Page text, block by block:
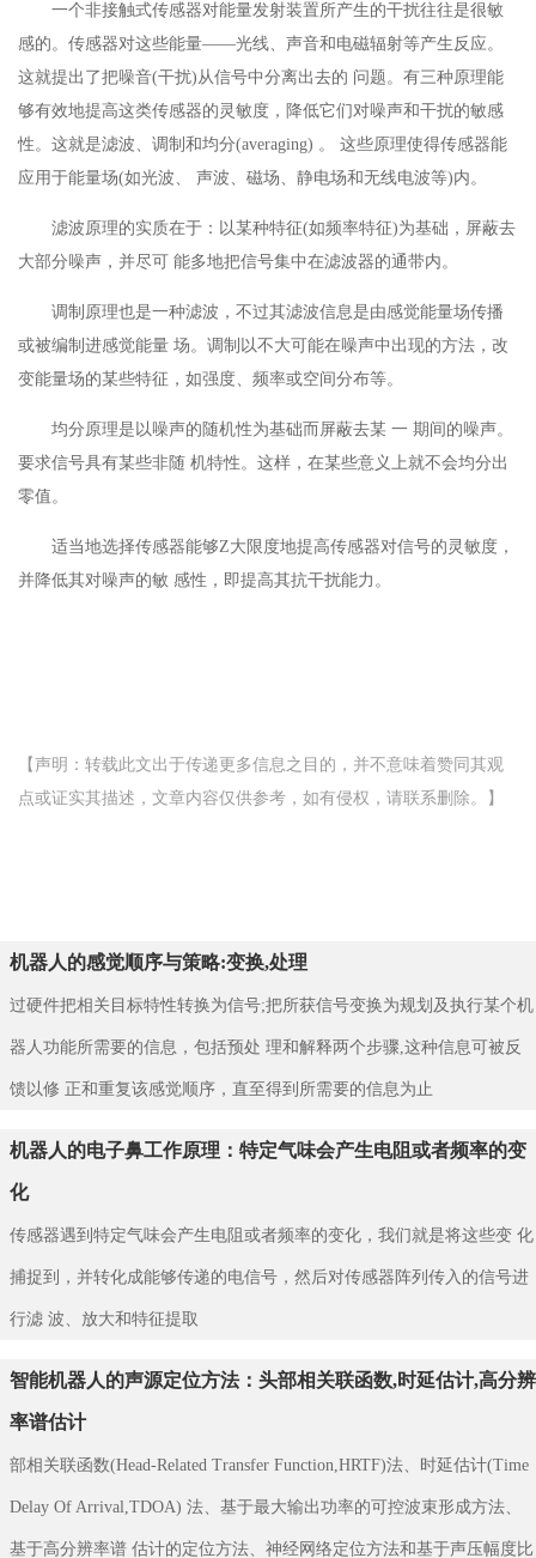
一个非接触式传感器对能量发射装置所产生的干扰往往是很敏
感的。传感器对这些能量——光线、声音和电磁辐射等产生反应。
这就提出了把噪音(干扰)从信号中分离出去的 问题。有三种原理能
够有效地提高这类传感器的灵敏度，降低它们对噪声和干扰的敏感
性。这就是滤波、调制和均分(averaging) 。 这些原理使得传感器能
应用于能量场(如光波、 声波、磁场、静电场和无线电波等)内。
滤波原理的实质在于：以某种特征(如频率特征)为基础，屏蔽去
大部分噪声，并尽可 能多地把信号集中在滤波器的通带内。
调制原理也是一种滤波，不过其滤波信息是由感觉能量场传播
或被编制进感觉能量 场。调制以不大可能在噪声中出现的方法，改
变能量场的某些特征，如强度、频率或空间分布等。
均分原理是以噪声的随机性为基础而屏蔽去某 一 期间的噪声。
要求信号具有某些非随 机特性。这样，在某些意义上就不会均分出
零值。
适当地选择传感器能够Z大限度地提高传感器对信号的灵敏度，
并降低其对噪声的敏 感性，即提高其抗干扰能力。
【声明：转载此文出于传递更多信息之目的，并不意味着赞同其观
点或证实其描述，文章内容仅供参考，如有侵权，请联系删除。】
机器人的感觉顺序与策略:变换,处理
过硬件把相关目标特性转换为信号;把所获信号变换为规划及执行某个机
器人功能所需要的信息，包括预处 理和解释两个步骤,这种信息可被反
馈以修 正和重复该感觉顺序，直至得到所需要的信息为止
机器人的电子鼻工作原理：特定气味会产生电阻或者频率的变
化
传感器遇到特定气味会产生电阻或者频率的变化，我们就是将这些变 化
捕捉到，并转化成能够传递的电信号，然后对传感器阵列传入的信号进
行滤 波、放大和特征提取
智能机器人的声源定位方法：头部相关联函数,时延估计,高分辨
率谱估计
部相关联函数(Head-Related Transfer Function,HRTF)法、时延估计(Time
Delay Of Arrival,TDOA) 法、基于最大输出功率的可控波束形成方法、
基于高分辨率谱 估计的定位方法、神经网络定位方法和基于声压幅度比